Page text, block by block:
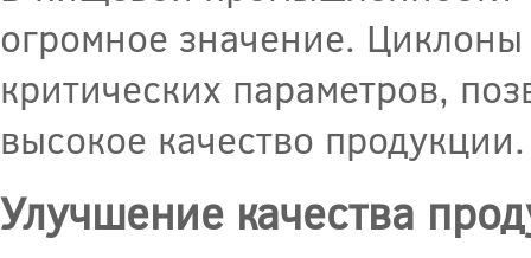
огромное значение.
критических параметров,
высокое качество продукции.
Улучшение качества